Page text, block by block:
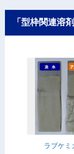
「型枠関連溶
ラブケミ